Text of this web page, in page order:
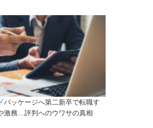
パッケージへ第二新卒で転職す
激務…評判へのウワサの真相